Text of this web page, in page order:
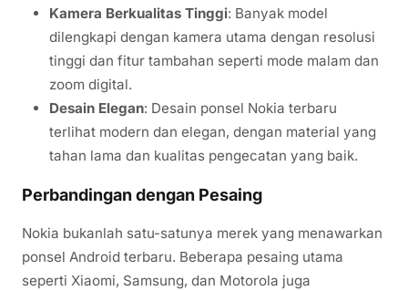
Kamera Berkualitas Tinggi: Banyak model
dilengkapi dengan kamera utama dengan resolusi
tinggi dan fitur tambahan seperti mode malam dan
zoom digital.
Desain Elegan: Desain ponsel Nokia terbaru
terlihat modern dan elegan, dengan material yang
tahan lama dan kualitas pengecatan yang baik.
Perbandingan dengan Pesaing
Nokia bukanlah satu-satunya merek yang menawarkan
ponsel Android terbaru. Beberapa pesaing utama
seperti Xiaomi, Samsung, dan Motorola juga